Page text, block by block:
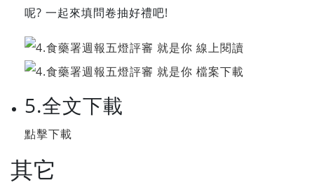
呢? 一起來填問卷抽好禮吧!
5.全文下載
點擊下載
其它